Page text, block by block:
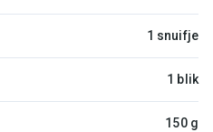
1 snuifje
1 blik
150 g